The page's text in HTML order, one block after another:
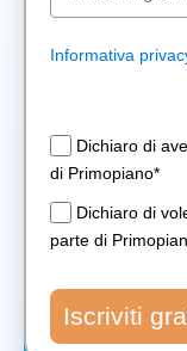
Informativa
Dichiaro di
di Primopiano*
Dichiaro di
parte di
Iscriviti